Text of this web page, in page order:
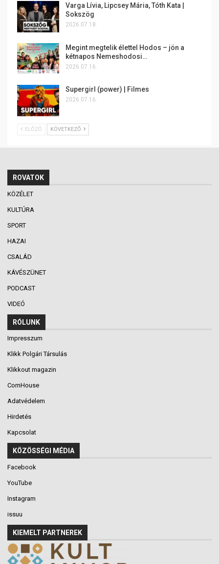
Varga Lívia, Lipcsey Mária, Tóth Kata |
Sokszög
2026.07.18.
Megint megtelik élettel Hodos – jön a
kétnapos Nemeshodosi…
2026.07.16.
Supergirl (power) | Filmes
2026.07.16.
ELŐZŐ KÖVETKEZŐ
ROVATOK
KÖZÉLET
KULTÚRA
SPORT
HAZAI
CSALÁD
KÁVÉSZÜNET
PODCAST
VIDEÓ
RÓLUNK
Impresszum
Klikk Polgári Társulás
Klikkout magazin
CornHouse
Adatvédelem
Hirdetés
Kapcsolat
KÖZÖSSÉGI MÉDIA
Facebook
YouTube
Instagram
issuu
KIEMELT PARTNEREK